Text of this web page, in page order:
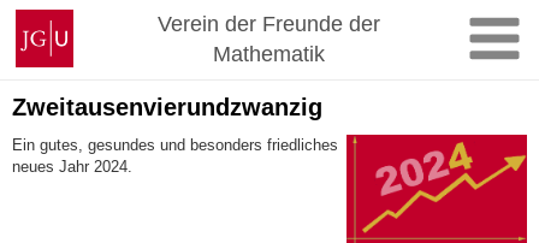
Zum
Inhalt
springen
Johannes
Gutenberg-
Universität
Mainz
Verein der Freunde der
Mathematik
Zweitausenvierundzwanzig
Ein gutes, gesundes und besonders friedliches
neues Jahr 2024.